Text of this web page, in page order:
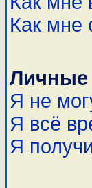
Как мне
Личные
Я не
Я всё
Я